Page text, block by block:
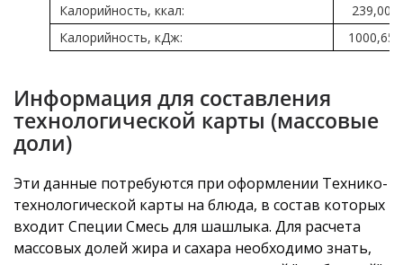
Калорийность, ккал:
239,00
Калорийность, кДж:
1000,65
Информация для составления
технологической карты (массовые
доли)
Эти данные потребуются при оформлении Технико-
технологической карты на блюда, в состав которых
входит Специи Смесь для шашлыка. Для расчета
массовых долей жира и сахара необходимо знать,